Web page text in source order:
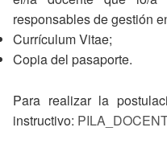
responsables de gestión
Currículum Vitae;
Copia del pasaporte.
Para realizar la
instructivo: